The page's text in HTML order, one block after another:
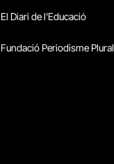
El Diari de l'Educació
Fundació Periodisme Plural